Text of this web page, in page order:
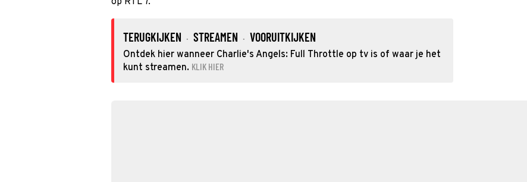
TERUGKIJKEN · STREAMEN · VOORUITKIJKEN
Ontdek hier wanneer Charlie's Angels: Full Throttle op tv is of waar je het
kunt streamen. KLIK HIER